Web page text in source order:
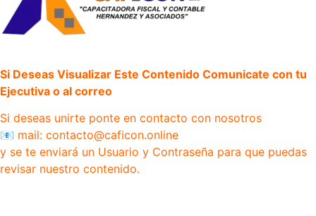
Si Deseas Visualizar Este Contenido Comunicate con tu
Ejecutiva o al correo
Si deseas unirte ponte en contacto con nosotros
📧 mail: contacto@caficon.online
y se te enviará un Usuario y Contraseña para que puedas
revisar nuestro contenido.